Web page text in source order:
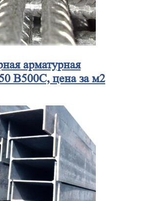
арматурная
В500С, цена за м2